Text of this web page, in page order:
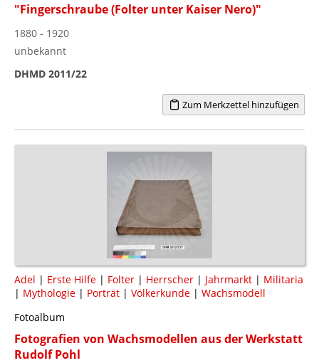
"Fingerschraube (Folter unter Kaiser Nero)"
1880 - 1920
unbekannt
DHMD 2011/22
Zum Merkzettel hinzufügen
Adel | Erste Hilfe | Folter | Herrscher | Jahrmarkt | Militaria
| Mythologie | Porträt | Völkerkunde | Wachsmodell
Fotoalbum
Fotografien von Wachsmodellen aus der Werkstatt
Rudolf Pohl